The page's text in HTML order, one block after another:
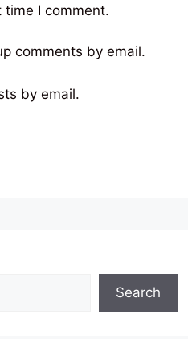
I comment.
comments by email.
by email.
Search